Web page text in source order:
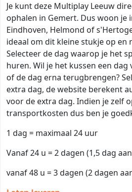
Je kunt deze Multiplay Leeuw
ophalen in Gemert. Dus woon je
Eindhoven, Helmond of
ideaal om dit kleine stukje op en
Selecteer de dag waarop je het
huren. Wil je het kussen een
of de dag erna terugbrengen?
extra dag, de website berekent
voor de extra dag. Indien je zelf
transportkosten dus ben je
1 dag = maximaal 24 uur
Vanaf 24 u = 2 dagen (1,5 dag
vanaf 48 u = 3 dagen (2 dagen